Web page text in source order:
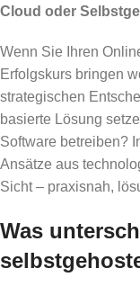
Cloud oder
Wenn Sie Ihren
Erfolgskurs bringen
strategischen
basierte Lösung
Software betreiben?
Ansätze aus
Sicht – praxisnah,
Was